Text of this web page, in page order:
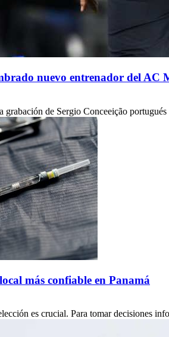
nuevo entrenador del AC
de Sergio Conceeição
más confiable en Panamá
es crucial. Para tomar decisiones